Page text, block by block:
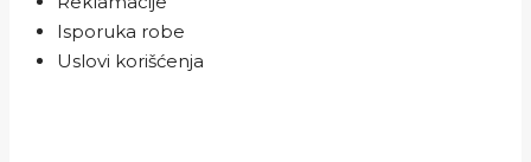
Isporuka robe
Uslovi korišćenja